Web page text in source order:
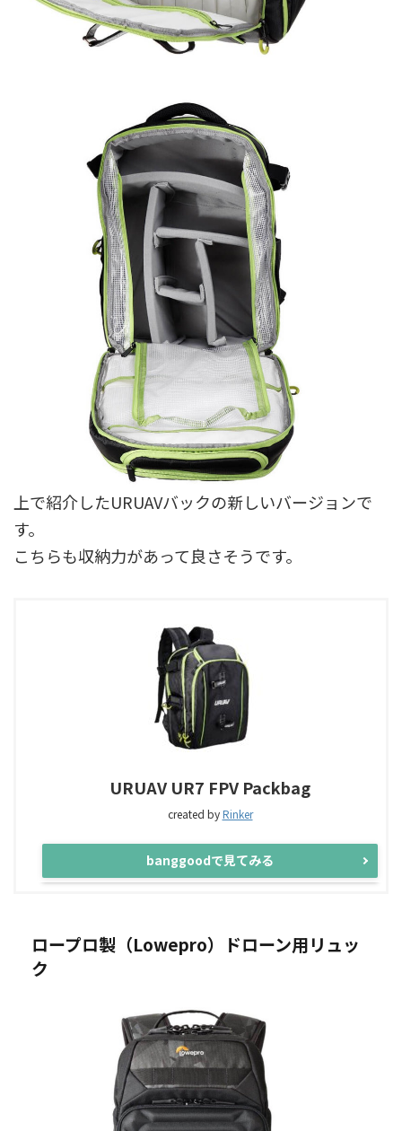
上で紹介したURUAVバックの新しいバージョンで
す。
こちらも収納力があって良さそうです。
URUAV UR7 FPV Packbag
created byRinker
banggoodで見てみる
ロープロ製（Lowepro）ドローン用リュッ
ク